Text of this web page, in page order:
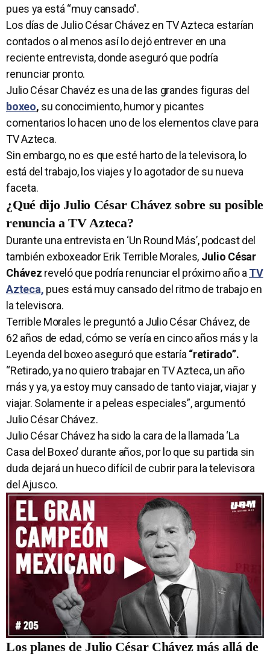
pues ya está “muy cansado”.
Los días de Julio César Chávez en TV Azteca estarían
contados o al menos así lo dejó entrever en una
reciente entrevista, donde aseguró que podría
renunciar pronto.
Julio César Chavéz es una de las grandes figuras del
boxeo, su conocimiento, humor y picantes
comentarios lo hacen uno de los elementos clave para
TV Azteca.
Sin embargo, no es que esté harto de la televisora, lo
está del trabajo, los viajes y lo agotador de su nueva
faceta.
¿Qué dijo Julio César Chávez sobre su posible
renuncia a TV Azteca?
Durante una entrevista en ‘Un Round Más’, podcast del
también exboxeador Erik Terrible Morales, Julio César
Chávez reveló que podría renunciar el próximo año a TV
Azteca, pues está muy cansado del ritmo de trabajo en
la televisora.
Terrible Morales le preguntó a Julio César Chávez, de
62 años de edad, cómo se vería en cinco años más y la
Leyenda del boxeo aseguró que estaría“retirado”.
“Retirado, ya no quiero trabajar en TV Azteca, un año
más y ya, ya estoy muy cansado de tanto viajar, viajar y
viajar. Solamente ir a peleas especiales”, argumentó
Julio César Chávez.
Julio César Chávez ha sido la cara de la llamada ‘La
Casa del Boxeo’ durante años, por lo que su partida sin
duda dejará un hueco difícil de cubrir para la televisora
del Ajusco.
Los planes de Julio César Chávez más allá de